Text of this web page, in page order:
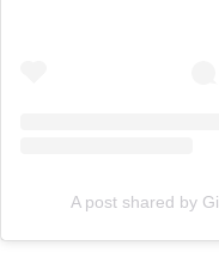
A post shared by